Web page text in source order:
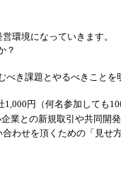
環境になっていきます。
？
き課題とやるべきことを
円（何名参加しても
業との新規取引や共同開発
わせを頂くための「見せ